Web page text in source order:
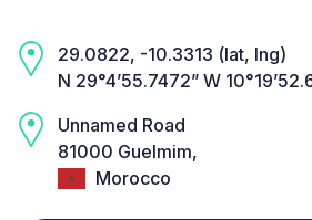
29.0822, -10.3313 (lat, lng)
N 29°4’55.7472” W
Unnamed Road
81000 Guelmim,
Morocco